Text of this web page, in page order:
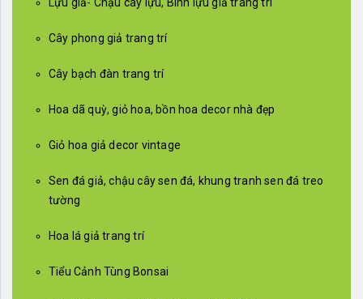
Cây phong giả trang trí
Cây bạch đàn trang trí
Hoa dã quỳ, giỏ hoa, bồn hoa decor nhà đẹp
Giỏ hoa giả decor vintage
Sen đá giả, chậu cây sen đá, khung tranh sen đá treo
tường
Hoa lá giả trang trí
Tiểu Cảnh Tùng Bonsai